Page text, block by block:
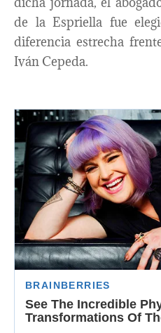
de la Espriella fue
diferencia estrecha
Iván Cepeda.